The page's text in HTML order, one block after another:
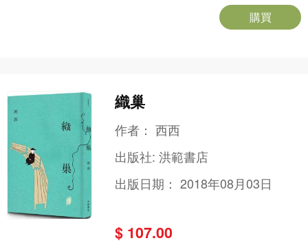
購買
織巢
作者：西西
出版社:洪範書店
出版日期：2018年08月03日
$ 107.00